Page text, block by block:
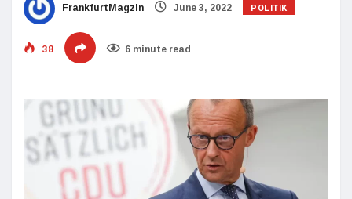
FrankfurtMagzin June 3, 2022 POLITIK
38 6 minute read